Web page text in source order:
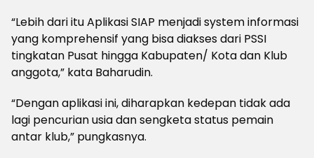
“Lebih dari itu Aplikasi SIAP menjadi system informasi
yang komprehensif yang bisa diakses dari PSSI
tingkatan Pusat hingga Kabupaten/ Kota dan Klub
anggota,” kata Baharudin.
“Dengan aplikasi ini, diharapkan kedepan tidak ada
lagi pencurian usia dan sengketa status pemain
antar klub,” pungkasnya.